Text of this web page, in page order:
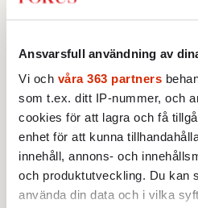
Ansvarsfull användning av
Vi och våra 363 partners
som t.ex. ditt IP-nummer, och
cookies för att lagra och få
enhet för att kunna
innehåll, annons- och
och produktutveckling. Du kan
använda din data och i vilka
Gunnar Hägg